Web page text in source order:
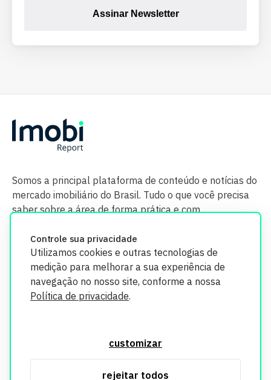
Controle sua privacidade
Utilizamos cookies e outras tecnologias de
medição para melhorar a sua experiência de
navegação no nosso site, conforme a nossa
Política de privacidade.
customizar
rejeitar todos
Assinar Newsletter
Somos a principal plataforma de conteúdo e notícias do
mercado imobiliário do Brasil. Tudo o que você precisa
saber sobre a área de forma prática e com
segurança. Todos os dados coletados em nosso site são
utilizados exclusivamente para fins de aprimoramento de
informações, consulte nossa Política de Privacidade.